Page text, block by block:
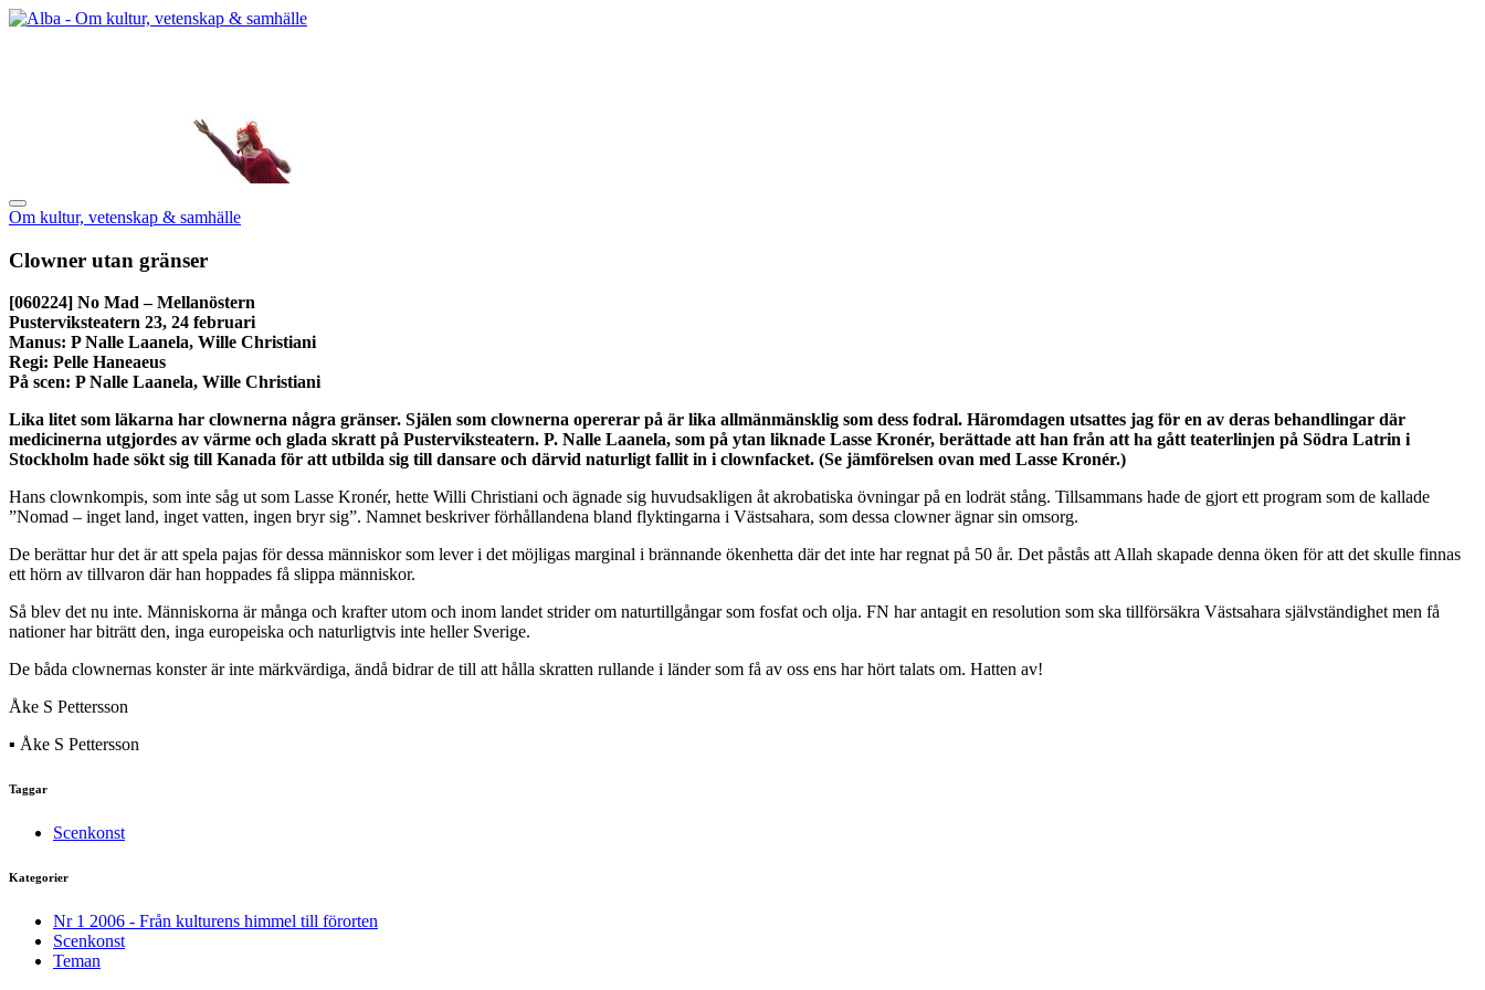
Om kultur, vetenskap & samhälle
Clowner utan gränser
[060224] No Mad – Mellanöstern
Pusterviksteatern 23, 24 februari
Manus: P Nalle Laanela, Wille Christiani
Regi: Pelle Haneaeus
På scen: P Nalle Laanela, Wille Christiani
Lika litet som läkarna har clownerna några gränser. Själen som clownerna opererar på är lika allmänmänsklig som dess fodral. Häromdagen utsattes jag för en av deras behandlingar där
medicinerna utgjordes av värme och glada skratt på Pusterviksteatern. P. Nalle Laanela, som på ytan liknade Lasse Kronér, berättade att han från att ha gått teaterlinjen på Södra Latrin i
Stockholm hade sökt sig till Kanada för att utbilda sig till dansare och därvid naturligt fallit in i clownfacket. (Se jämförelsen ovan med Lasse Kronér.)
Hans clownkompis, som inte såg ut som Lasse Kronér, hette Willi Christiani och ägnade sig huvudsakligen åt akrobatiska övningar på en lodrät stång. Tillsammans hade de gjort ett program som de kallade
”Nomad – inget land, inget vatten, ingen bryr sig”. Namnet beskriver förhållandena bland flyktingarna i Västsahara, som dessa clowner ägnar sin omsorg.
De berättar hur det är att spela pajas för dessa människor som lever i det möjligas marginal i brännande ökenhetta där det inte har regnat på 50 år. Det påstås att Allah skapade denna öken för att det skulle finnas
ett hörn av tillvaron där han hoppades få slippa människor.
Så blev det nu inte. Människorna är många och krafter utom och inom landet strider om naturtillgångar som fosfat och olja. FN har antagit en resolution som ska tillförsäkra Västsahara självständighet men få
nationer har biträtt den, inga europeiska och naturligtvis inte heller Sverige.
De båda clownernas konster är inte märkvärdiga, ändå bidrar de till att hålla skratten rullande i länder som få av oss ens har hört talats om. Hatten av!
Åke S Pettersson
▪ Åke S Pettersson
Taggar
Scenkonst
Kategorier
Nr 1 2006 - Från kulturens himmel till förorten
Scenkonst
Teman